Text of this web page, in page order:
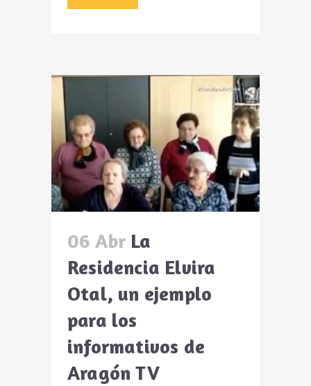
06 Abr La
Residencia Elvira
Otal, un ejemplo
para los
informativos de
Aragón TV